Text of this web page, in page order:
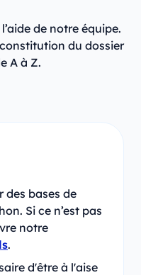
de notre équipe.
du dossier
A à Z.
des bases de
Si ce n’est pas
notre
.
d'être à l'aise